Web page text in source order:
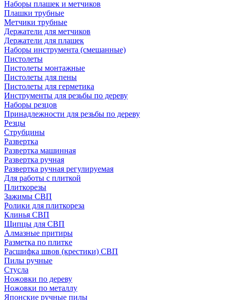
Наборы плашек и метчиков
Плашки трубные
Метчики трубные
Держатели для метчиков
Держатели для плашек
Наборы инструмента (смешанные)
Пистолеты
Пистолеты монтажные
Пистолеты для пены
Пистолеты для герметика
Инструменты для резьбы по дереву
Наборы резцов
Принадлежности для резьбы по дереву
Резцы
Струбцины
Развертка
Развертка машинная
Развертка ручная
Развертка ручная регулируемая
Для работы с плиткой
Плиткорезы
Зажимы СВП
Ролики для плиткореза
Клинья СВП
Щипцы для СВП
Алмазные притиры
Разметка по плитке
Расшифка швов (крестики) СВП
Пилы ручные
Стусла
Ножовки по дереву
Ножовки по металлу
Японские ручные пилы